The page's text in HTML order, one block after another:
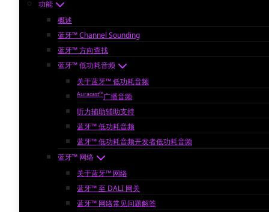
功能
概述
蓝牙™ Channel Sounding
蓝牙™ 方向查找
蓝牙™ 低功耗音频
关于蓝牙™ 低功耗音频
Auracast™广播音频
听力辅助辅助支持
蓝牙™ 低功耗音频
蓝牙™ 低功耗音频开发者低功耗音频
蓝牙™ 网络
关于蓝牙™ 网络
蓝牙™ 至 DALI 网关
蓝牙™ 网络常见问题解答